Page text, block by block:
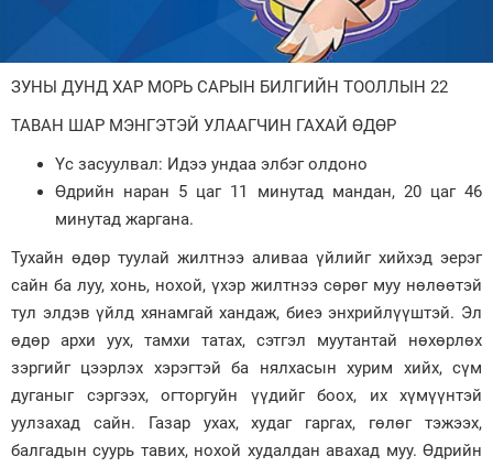
Нийгэм
Энтертайнмэнт
Зурхай
ЗУНЫ ДУНД ХАР МОРЬ САРЫН БИЛГИЙН ТООЛЛЫН 22
ТАВАН ШАР МЭНГЭТЭЙ УЛААГЧИН ГАХАЙ ӨДӨР
Үс засуулвал: Идээ ундаа элбэг олдоно
Өдрийн наран 5 цаг 11 минутад мандан, 20 цаг 46
минутад жаргана.
Тухайн өдөр туулай жилтнээ аливаа үйлийг хийхэд эерэг
сайн ба луу, хонь, нохой, үхэр жилтнээ сөрөг муу нөлөөтэй
тул элдэв үйлд хянамгай хандаж, биеэ энхрийлүүштэй. Эл
өдөр архи уух, тамхи татах, сэтгэл муутантай нөхөрлөх
зэргийг цээрлэх хэрэгтэй ба нялхасын хурим хийх, сүм
дуганыг сэргээх, огторгуйн үүдийг боох, их хүмүүнтэй
уулзахад сайн. Газар ухах, худаг гаргах, гөлөг тэжээх,
балгадын суурь тавих, нохой худалдан авахад муу. Өдрийн